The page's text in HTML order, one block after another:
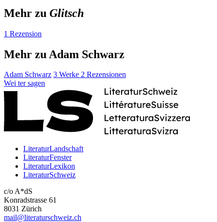
Mehr zu Glitsch
1 Rezension
Mehr zu Adam Schwarz
Adam Schwarz 3 Werke 2 Rezensionen
Wei ter sagen
LiteraturLandschaft
LiteraturFenster
LiteraturLexikon
LiteraturSchweiz
c/o A*dS
Konradstrasse 61
8031 Zürich
mail@literaturschweiz.ch